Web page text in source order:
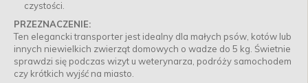
czystości.
PRZEZNACZENIE:
Ten elegancki transporter jest idealny dla małych psów, kotów lub
innych niewielkich zwierząt domowych o wadze do 5 kg. Świetnie
sprawdzi się podczas wizyt u weterynarza, podróży samochodem
czy krótkich wyjść na miasto.